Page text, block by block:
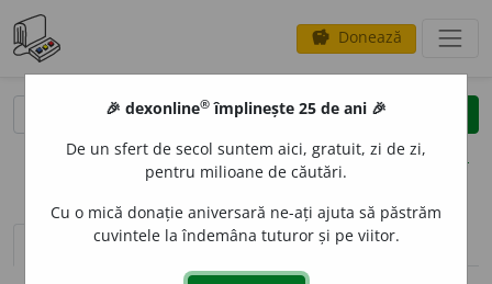
savings Donează
clear
opțiuni
definiții (1)
🎉 dexonline® împlinește 25 de ani 🎉
De un sfert de secol suntem aici, gratuit, zi de zi,
pentru milioane de căutări.
Cu o mică donație aniversară ne-ați ajuta să păstrăm
cuvintele la îndemâna tuturor și pe viitor.